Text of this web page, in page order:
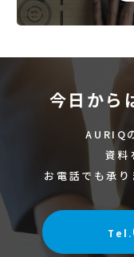
今日から
AURIQ
資料
お電話でも承り
Tel.